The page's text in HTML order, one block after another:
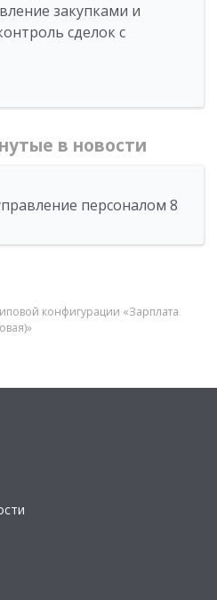
закупками и
сделок с
в новости
персоналом 8
конфигурации «Зарплата